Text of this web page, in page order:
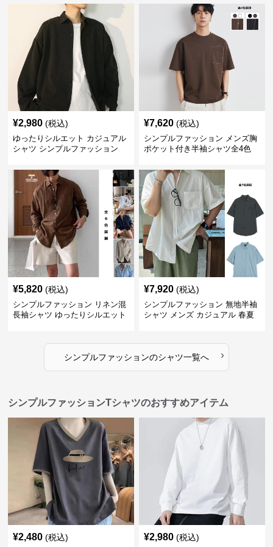
¥2,980 (税込)
ゆったりシルエット カジュアル
シャツ シンプルファッション
¥7,620 (税込)
シンプルファッション メンズ胸
ポケット付き半袖シャツ全4色
¥5,820 (税込)
シンプルファッション リネン混
長袖シャツ ゆったりシルエット
¥7,920 (税込)
シンプルファッション 無地半袖
シャツ メンズ カジュアル 春夏
シンプルファッションのシャツ一覧へ ›
シンプルファッションTシャツのおすすめアイテム
¥2,480 (税込) ¥2,980 (税込)